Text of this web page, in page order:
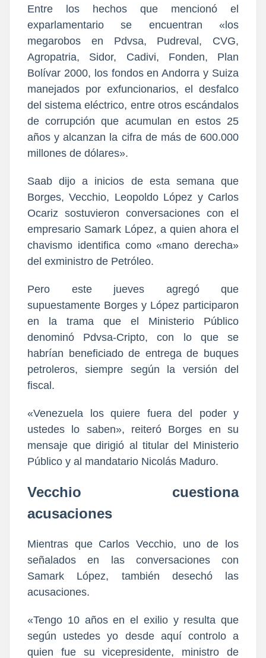
Entre los hechos que mencionó el
exparlamentario se encuentran «los
megarobos en Pdvsa, Pudreval, CVG,
Agropatria, Sidor, Cadivi, Fonden, Plan
Bolívar 2000, los fondos en Andorra y Suiza
manejados por exfuncionarios, el desfalco
del sistema eléctrico, entre otros escándalos
de corrupción que acumulan en estos 25
años y alcanzan la cifra de más de 600.000
millones de dólares».
Saab dijo a inicios de esta semana que
Borges, Vecchio, Leopoldo López y Carlos
Ocariz sostuvieron conversaciones con el
empresario Samark López, a quien ahora el
chavismo identifica como «mano derecha»
del exministro de Petróleo.
Pero este jueves agregó que
supuestamente Borges y López participaron
en la trama que el Ministerio Público
denominó Pdvsa-Cripto, con lo que se
habrían beneficiado de entrega de buques
petroleros, siempre según la versión del
fiscal.
«Venezuela los quiere fuera del poder y
ustedes lo saben», reiteró Borges en su
mensaje que dirigió al titular del Ministerio
Público y al mandatario Nicolás Maduro.
Vecchio cuestiona
acusaciones
Mientras que Carlos Vecchio, uno de los
señalados en las conversaciones con
Samark López, también desechó las
acusaciones.
«Tengo 10 años en el exilio y resulta que
según ustedes yo desde aquí controlo a
quien fue su vicepresidente, ministro de